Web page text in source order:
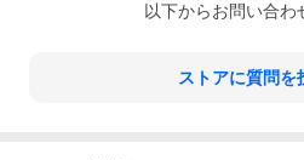
以下からお問い合わ
ストアに質問を